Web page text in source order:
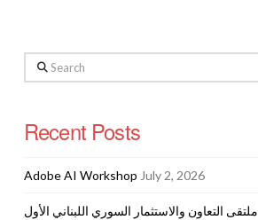
Search
Recent Posts
Adobe AI Workshop July 2, 2026
ملتقى التعاون والاستثمار السوري اللبناني الأول